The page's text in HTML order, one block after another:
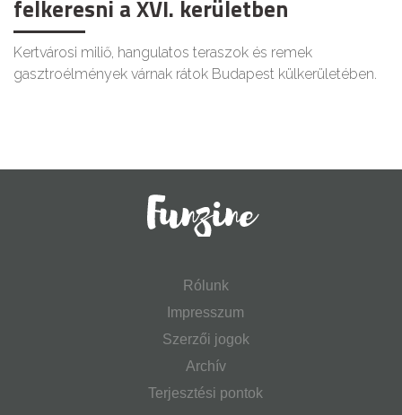
felkeresni a XVI. kerületben
Kertvárosi miliő, hangulatos teraszok és remek
gasztroélmények várnak rátok Budapest külkerületében.
Rólunk
Impresszum
Szerzői jogok
Archív
Terjesztési pontok